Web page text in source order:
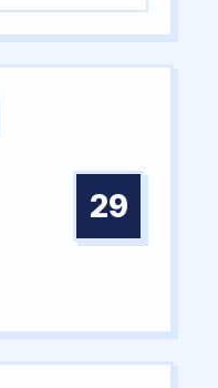
29